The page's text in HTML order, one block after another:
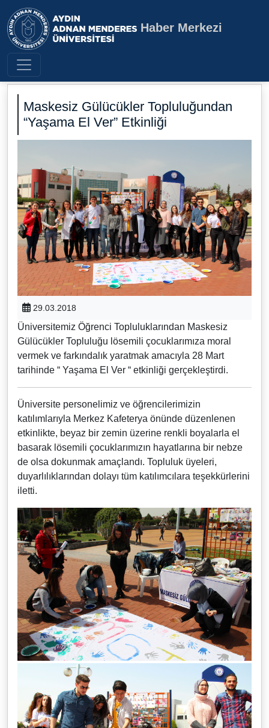
Aydın Adnan Menderes
Haber Merkezi
Maskesiz Gülücükler Topluluğundan
“Yaşama El Ver” Etkinliği
29.03.2018
Üniversitemiz Öğrenci Topluluklarından Maskesiz
Gülücükler Topluluğu lösemili çocuklarımıza moral
vermek ve farkındalık yaratmak amacıyla 28 Mart
tarihinde “ Yaşama El Ver “ etkinliği gerçekleştirdi.
Üniversite personelimiz ve öğrencilerimizin
katılımlarıyla Merkez Kafeterya önünde düzenlenen
etkinlikte, beyaz bir zemin üzerine renkli boyalarla el
basarak lösemili çocuklarımızın hayatlarına bir nebze
de olsa dokunmak amaçlandı. Topluluk üyeleri,
duyarlılıklarından dolayı tüm katılımcılara teşekkürlerini
iletti.